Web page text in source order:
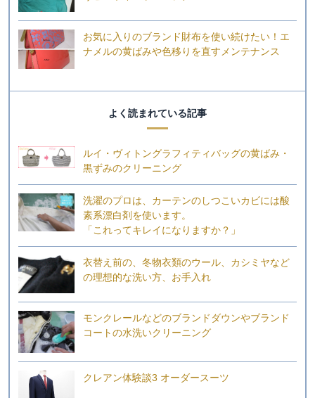
お気に入りのブランド財布を使い続けたい！エ
ナメルの黄ばみや色移りを直すメンテナンス
よく読まれている記事
ルイ・ヴィトングラフィティバッグの黄ばみ・
黒ずみのクリーニング
洗濯のプロは、カーテンのしつこいカビには酸
素系漂白剤を使います。
「これってキレイになりますか？」
衣替え前の、冬物衣類のウール、カシミヤなど
の理想的な洗い方、お手入れ
モンクレールなどのブランドダウンやブランド
コートの水洗いクリーニング
クレアン体験談3 オーダースーツ